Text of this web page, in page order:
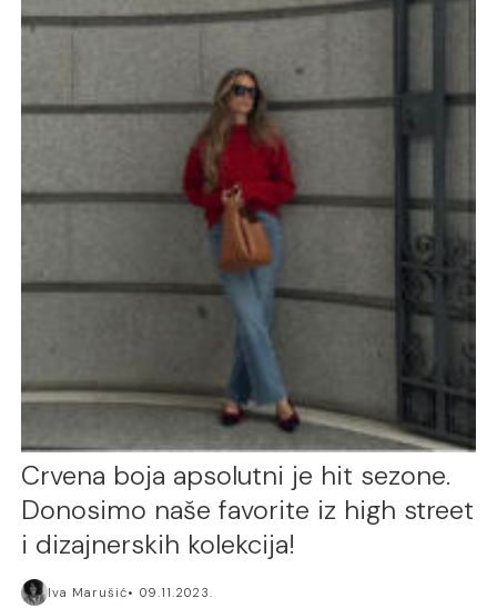
Crvena boja apsolutni je hit sezone.
Donosimo naše favorite iz high street
i dizajnerskih kolekcija!
Iva Marušić 09.11.2023.